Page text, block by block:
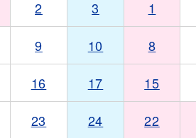
2 3
9 10
16 17
23 24
1
8
15
22